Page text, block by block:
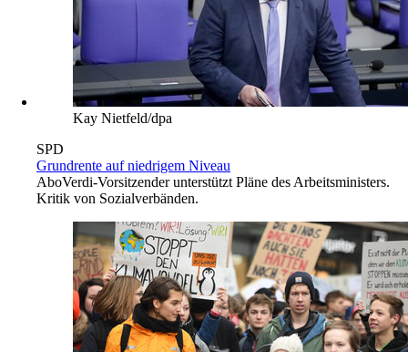
Kay Nietfeld/dpa
SPD
Grundrente auf niedrigem Niveau
AboVerdi-Vorsitzender unterstützt Pläne des Arbeitsministers.
Kritik von Sozialverbänden.